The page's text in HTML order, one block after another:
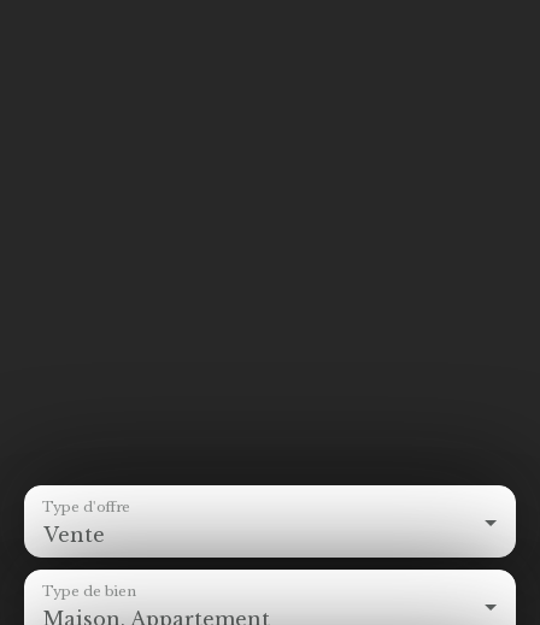
Vente
Type d'offre
Maison, Appartement
Type de bien